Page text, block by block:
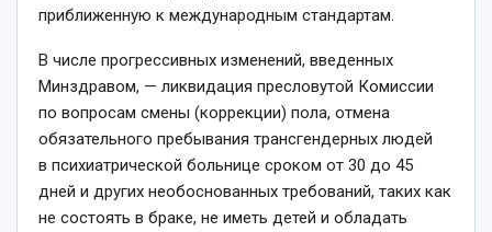
приближенную к международным стандартам.
В числе прогрессивных изменений, введенных
Минздравом, — ликвидация пресловутой Комиссии
по вопросам смены (коррекции) пола, отмена
обязательного пребывания трансгендерных людей
в психиатрической больнице сроком от 30 до 45
дней и других необоснованных требований, таких как
не состоять в браке, не иметь детей и обладать